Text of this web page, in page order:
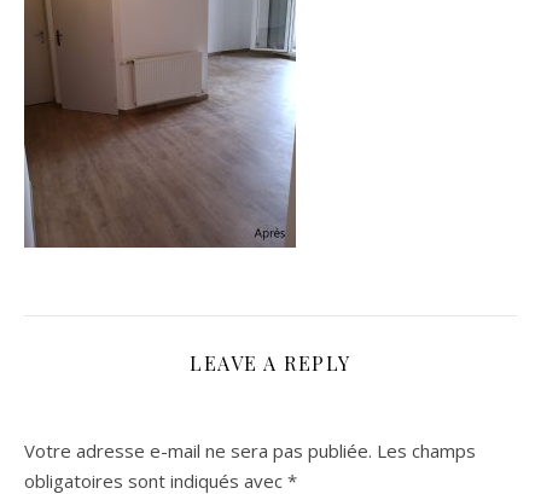
LEAVE A REPLY
Votre adresse e-mail ne sera pas publiée. Les champs
obligatoires sont indiqués avec *